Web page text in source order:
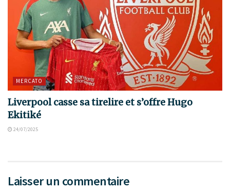
MERCATO
Liverpool casse sa tirelire et s’offre Hugo
Ekitiké
24/07/2025
Laisser un commentaire